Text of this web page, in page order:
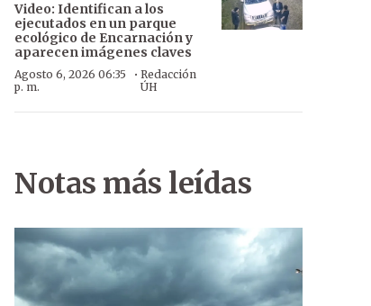
Video: Identifican a los
ejecutados en un parque
ecológico de Encarnación y
aparecen imágenes claves
Agosto 6, 2026 06:35
p. m.
· Redacción
ÚH
Notas más leídas